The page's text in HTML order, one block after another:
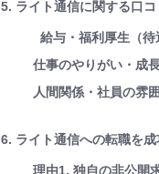
5. ライト通信に関する口
給与・福利厚生（待
仕事のやりがい・成
人間関係・社員の雰
6. ライト通信への転職を
理由1. 独自の非公開